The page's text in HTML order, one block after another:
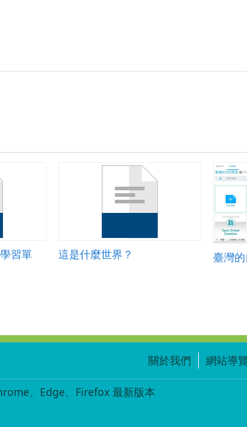
級
現
習單 這是什麼世界？ 臺灣
關於我們 網站導
、Edge、Firefox 最新版本